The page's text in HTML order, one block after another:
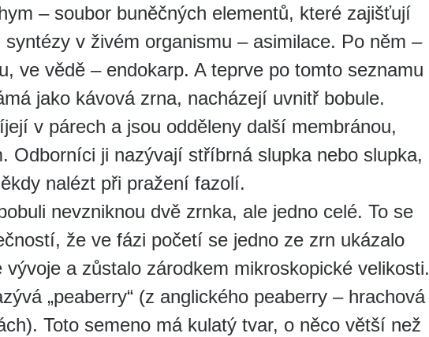
– soubor buněčných elementů, které zajišťují
syntézy v živém organismu – asimilace. Po něm –
ve vědě – endokarp. A teprve po tomto seznamu
jako kávová zrna, nacházejí uvnitř bobule.
v párech a jsou odděleny další membránou,
Odborníci ji nazývají stříbrná slupka nebo slupka,
nalézt při pražení fazolí.
nevzniknou dvě zrnka, ale jedno celé. To se
že ve fázi početí se jedno ze zrn ukázalo
vývoje a zůstalo zárodkem mikroskopické velikosti.
„peaberry“ (z anglického peaberry – hrachová
Toto semeno má kulatý tvar, o něco větší než